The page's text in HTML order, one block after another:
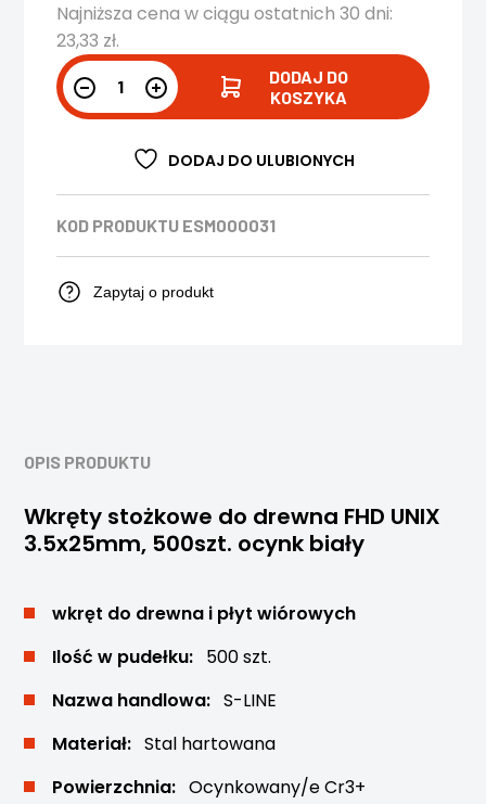
Najniższa cena w ciągu ostatnich 30 dni:
23,33 zł.
DODAJ DO
KOSZYKA
DODAJ DO ULUBIONYCH
KOD PRODUKTU ESM000031
Zapytaj o produkt
OPIS PRODUKTU
Wkręty stożkowe do drewna FHD UNIX
3.5x25mm, 500szt. ocynk biały
wkręt do drewna i płyt wiórowych
Ilość w pudełku: 500 szt.
Nazwa handlowa: S-LINE
Materiał: Stal hartowana
Powierzchnia: Ocynkowany/e Cr3+